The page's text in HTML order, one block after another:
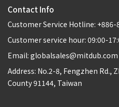
Contact Info
Customer Service Hotline: +886-
Customer service hour: 09:00-
Email: globalsales@mitdub.com
Address: No.2-8, Fengzhen
County 91144, Taiwan